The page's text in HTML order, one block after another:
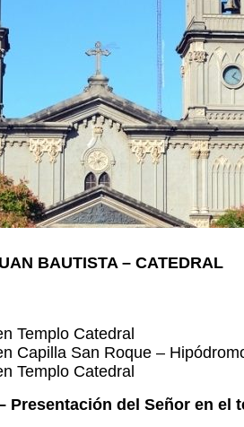
BAUTISTA – CATEDRAL
Templo Catedral
Capilla San Roque –
Templo Catedral
Presentación del Señor en el